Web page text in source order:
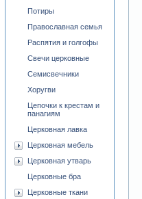
Потиры
Православная семья
Распятия и голгофы
Свечи церковные
Семисвечники
Хоругви
Цепочки к крестам и
панагиям
Церковная лавка
Церковная мебель
Церковная утварь
Церковные бра
Церковные ткани